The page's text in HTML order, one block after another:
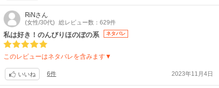
スポットが向けられ群像劇の様相に。主役が毎回切り替わり、時系列も
時々飛びます。なのに纏まりがあって読みやすい仕上がり。それぞれの出
会いや巡り合わせ、成長性が楽しめます。
じわじわ世界観見せてくタイプの作品は大好きなので全部買いました。森
に棲息する生き物がどれも可愛く、微笑ましいエピふんだんでリラックス
して読める。寝入りに最適かもしれない。
チートな老騎士など個性豊かなキャラが大勢いらっしゃいますが…家出冒
険王子×魔法の天才爆弾娘の回がいつも楽しみ 。(単話と思いきや続き物だ
RiNさん
(女性/30代) 総レビュー数：629件
私は好き！のんびりほのぼの系 ネタバレ
このレビューはネタバレを含みます▼
いいね 6件 2023年11月4日